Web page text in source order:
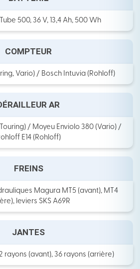
500, 36 V, 13,4 Ah, 500 Wh
COMPTEUR
Vario) / Bosch Intuvia (Rohloff)
AR
/ Moyeu Enviolo 380 (Vario) /
E14 (Rohloff)
FREINS
Magura MT5 (avant), MT4
leviers SKS A69R
JANTES
rayons (avant), 36 rayons (arrière)